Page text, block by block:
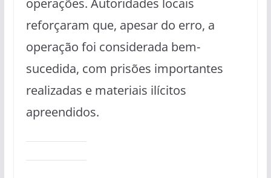
operações. Autoridades locais
reforçaram que, apesar do erro, a
operação foi considerada bem-
sucedida, com prisões importantes
realizadas e materiais ilícitos
apreendidos.